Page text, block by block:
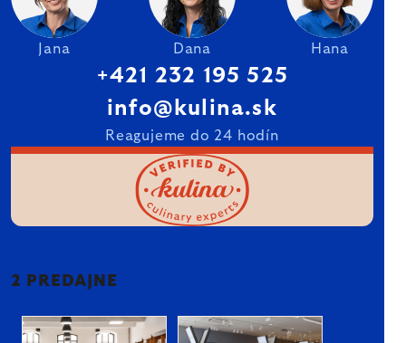
Jana Dana Hana
+421 232 195 525
info@kulina.sk
Reagujeme do 24 hodín
2 PREDAJNE